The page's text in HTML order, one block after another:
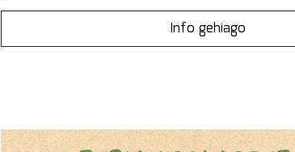
Info gehiago